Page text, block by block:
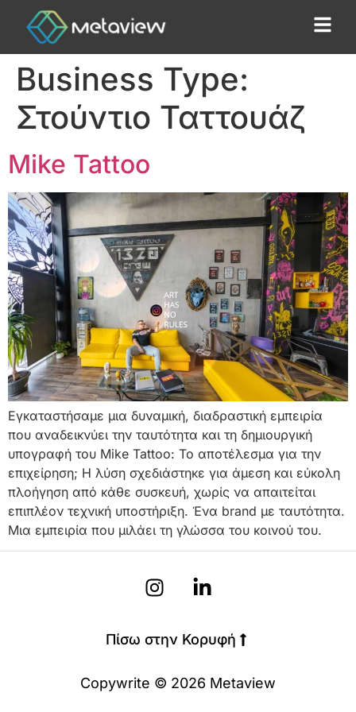
Business Type:
Στούντιο Ταττουάζ
Mike Tattoo
Εγκαταστήσαμε μια δυναμική, διαδραστική εμπειρία
που αναδεικνύει την ταυτότητα και τη δημιουργική
υπογραφή του Mike Tattoo: Το αποτέλεσμα για την
επιχείρηση; Η λύση σχεδιάστηκε για άμεση και εύκολη
πλοήγηση από κάθε συσκευή, χωρίς να απαιτείται
επιπλέον τεχνική υποστήριξη. Ένα brand με ταυτότητα.
Μια εμπειρία που μιλάει τη γλώσσα του κοινού του.
Πίσω στην Κορυφή
Copywrite © 2026 Metaview